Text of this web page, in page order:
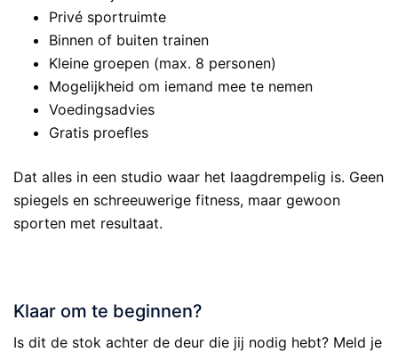
Privé sportruimte
Binnen of buiten trainen
Kleine groepen (max. 8 personen)
Mogelijkheid om iemand mee te nemen
Voedingsadvies
Gratis proefles
Dat alles in een studio waar het laagdrempelig is. Geen
spiegels en schreeuwerige fitness, maar gewoon
sporten met resultaat.
Klaar om te beginnen?
Is dit de stok achter de deur die jij nodig hebt? Meld je